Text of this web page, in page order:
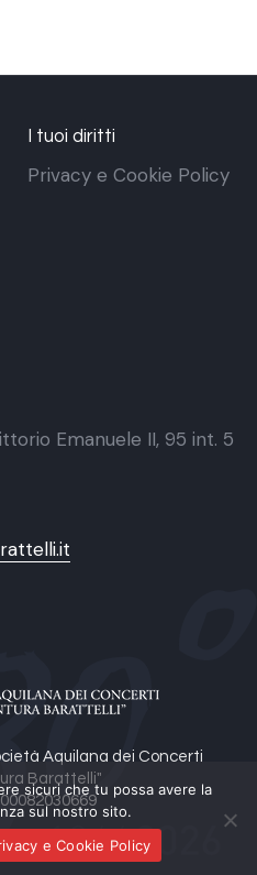
Aquilana dei Concerti
Barattelli"
00082030669
I tuoi diritti
Privacy e Cookie Policy
Emanuele II, 95 int. 5
sicuri che tu possa avere la
sul nostro sito.
e Cookie Policy